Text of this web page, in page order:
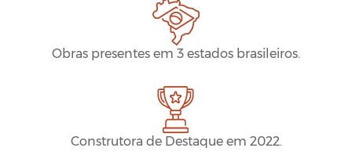
Obras presentes em 3 estados brasileiros.
Construtora de Destaque em 2022.